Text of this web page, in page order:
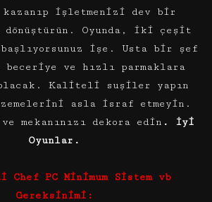
işletmenizi dev bir
dönüştürün. Oyunda, iki çeşit
başlıyorsunuz işe. Usta bir şef
beceriye ve hızlı parmaklara
Kaliteli suşiler yapın
asla israf etmeyin.
mekanınızı dekora edin . İyi
Oyunlar.
Chef PC Minimum Sistem vb
Gereksinimi: